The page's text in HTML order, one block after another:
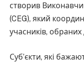
створив
(CEG), який
учасників, обраних
Суб’єкти, які